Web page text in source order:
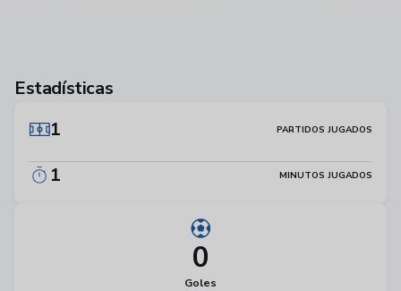
Estadísticas
1
PARTIDOS JUGADOS
1 MINUTOS JUGADOS
0
Goles